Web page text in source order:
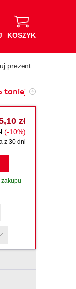
KOSZYK
prezent
taniej
zł
(-10%)
z 30 dni
zakupu